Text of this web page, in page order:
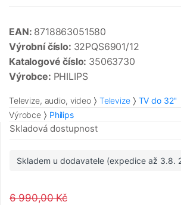
EAN: 8718863051580
Výrobní číslo: 32PQS6901/12
Katalogové číslo: 35063730
Výrobce: PHILIPS
Televize, audio, video Televize
TV do 32''
Výrobce
Philips
Skladová dostupnost
Skladem u dodavatele (expedice až 3.8.
6 990,00 Kč